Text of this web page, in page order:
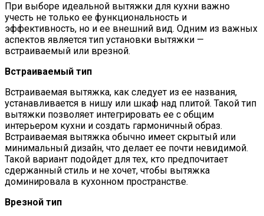
При выборе идеальной вытяжки для кухни важно
учесть не только ее функциональность и
эффективность, но и ее внешний вид. Одним из важных
аспектов является тип установки вытяжки —
встраиваемый или врезной.
Встраиваемый тип
Встраиваемая вытяжка, как следует из ее названия,
устанавливается в нишу или шкаф над плитой. Такой тип
вытяжки позволяет интегрировать ее с общим
интерьером кухни и создать гармоничный образ.
Встраиваемая вытяжка обычно имеет скрытый или
минимальный дизайн, что делает ее почти невидимой.
Такой вариант подойдет для тех, кто предпочитает
сдержанный стиль и не хочет, чтобы вытяжка
доминировала в кухонном пространстве.
Врезной тип